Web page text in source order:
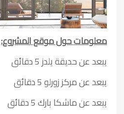
معلومات حول موقع المشروع:
يبعد عن حديقة يلدز 5 دقائق
يبعد عن مركز زورلو 5 دقائق
يبعد عن ماشكا بارك 5 دقائق